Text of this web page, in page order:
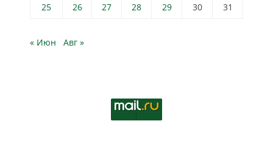
25
26 27 28 29 30 31
« Июн Авг »